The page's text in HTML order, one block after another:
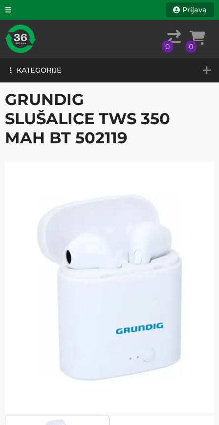
KATEGORIJE
Prijava
0 0
KATEGORIJE
GRUNDIG
SLUŠALICE TWS 350
MAH BT 502119